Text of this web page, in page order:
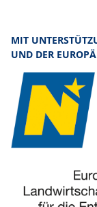
MIT
UND DER